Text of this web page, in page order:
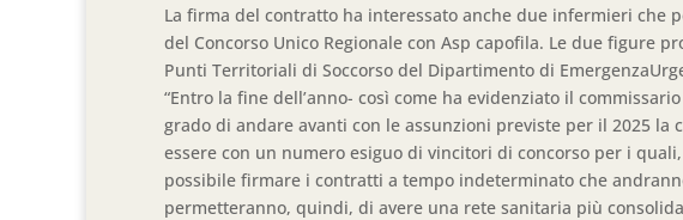
La firma del contratto ha interessato anche due infermieri che
del Concorso Unico Regionale con Asp capofila. Le due figure
Punti Territoriali di Soccorso del Dipartimento di
“Entro la fine dell’anno- così come ha evidenziato il
grado di andare avanti con le assunzioni previste per il 2025 la
essere con un numero esiguo di vincitori di concorso per i
possibile firmare i contratti a tempo indeterminato che
permetteranno, quindi, di avere una rete sanitaria più